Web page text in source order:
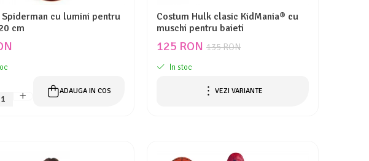
Spiderman cu lumini pentru
cm
ADAUGA IN COS
Costum Hulk clasic KidMania® cu
muschi pentru baieti
135 RON
125 RON
In stoc
VEZI VARIANTE